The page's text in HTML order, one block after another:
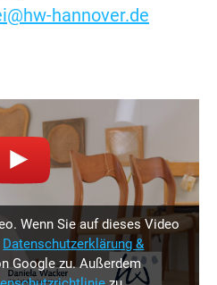
hannover.de
Wenn Sie auf dieses Video
Datenschutzerklärung &
Google zu. Außerdem